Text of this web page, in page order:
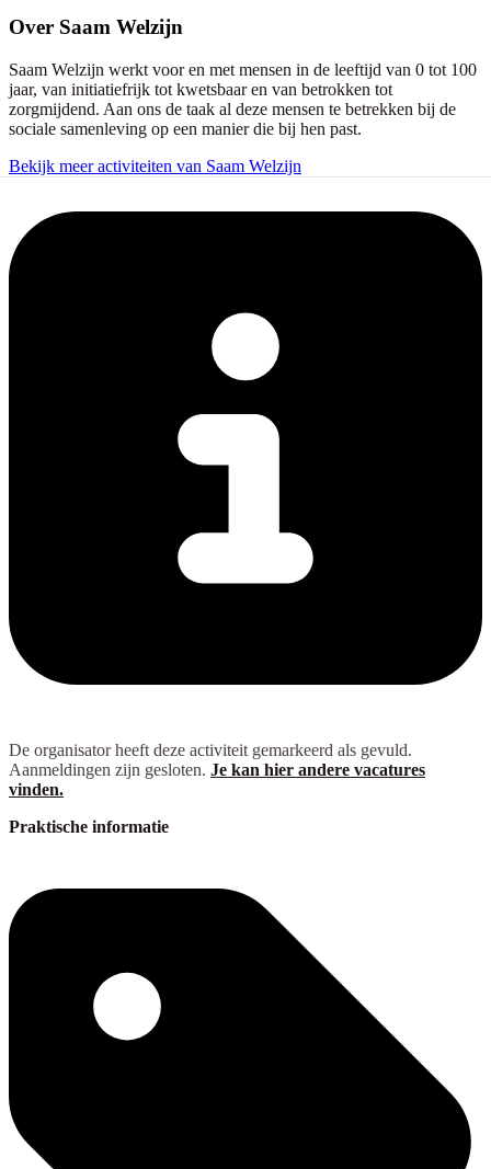
Over Saam Welzijn
Saam Welzijn werkt voor en met mensen in de leeftijd van 0 tot 100
jaar, van initiatiefrijk tot kwetsbaar en van betrokken tot
zorgmijdend. Aan ons de taak al deze mensen te betrekken bij de
sociale samenleving op een manier die bij hen past.
Bekijk meer activiteiten van Saam Welzijn
De organisator heeft deze activiteit gemarkeerd als gevuld.
Aanmeldingen zijn gesloten. Je kan hier andere vacatures
vinden.
Praktische informatie